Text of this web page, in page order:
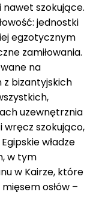
szokujące.
jednostki
egzotycznym
zamiłowania.
na
z bizantyjskich
uzewnętrznia
wręcz szokująco,
władze
w tym
w Kairze, które
osłów –